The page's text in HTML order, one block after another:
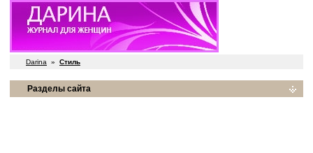
Darina » Стиль
Разделы сайта